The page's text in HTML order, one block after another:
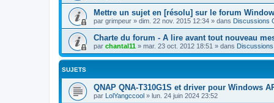
Mettre un sujet en [résolu] sur le forum
par grimpeur » dim. 22 nov. 2015 12:34 » dans Discussions
Charte du forum - A lire avant tout nouveau
par chantal11 » mar. 23 oct. 2012 18:51 » dans
SUJETS
QNAP QNA-T310G1S et driver pour Windows
par LolYangccool » lun. 24 juin 2024 23:52